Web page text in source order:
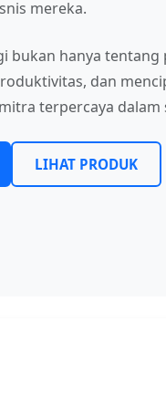
mereka.
bukan hanya
dan
terpercaya
LIHAT PRODUK